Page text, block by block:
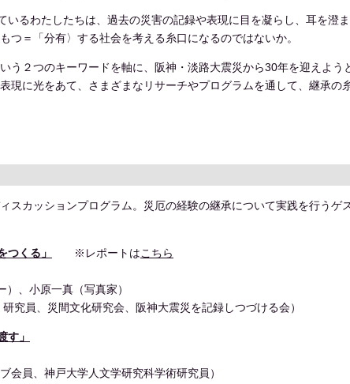
いるわたしたちは、過去の災害の記録や表現に目を凝らし、耳を澄
つ＝「分有〉する社会を考える糸口になるのではないか。
う２つのキーワードを軸に、阪神・淡路大震災から30年を迎えよ
現に光をあて、さまざまなリサーチやプログラムを通して、継承の
スカッションプログラム。災厄の経験の継承について実践を行うゲ
つくる」 ※レポートはこちら
、小原一真（写真家）
究員、災間文化研究会、阪神大震災を記録しつづける会）
す」
会員、神戸大学人文学研究科学術研究員）